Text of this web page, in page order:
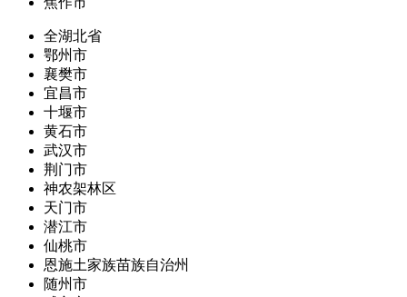
全湖北省
鄂州市
襄樊市
宜昌市
十堰市
黄石市
武汉市
荆门市
神农架林区
天门市
潜江市
仙桃市
恩施土家族苗族自治州
随州市